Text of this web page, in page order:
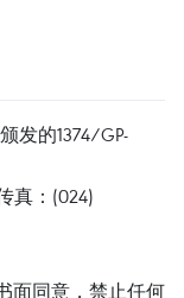
发的1374/GP-
真：(024)
面同意，禁止任何